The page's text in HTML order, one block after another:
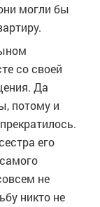
могли бы
со своей
Да
потому и
его
не
никто не